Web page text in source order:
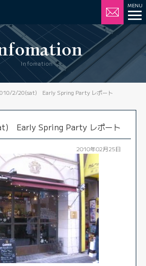
Infomation
2/20(sat) Early Spring Party レポート
Early Spring Party レポート
2010年02月25日